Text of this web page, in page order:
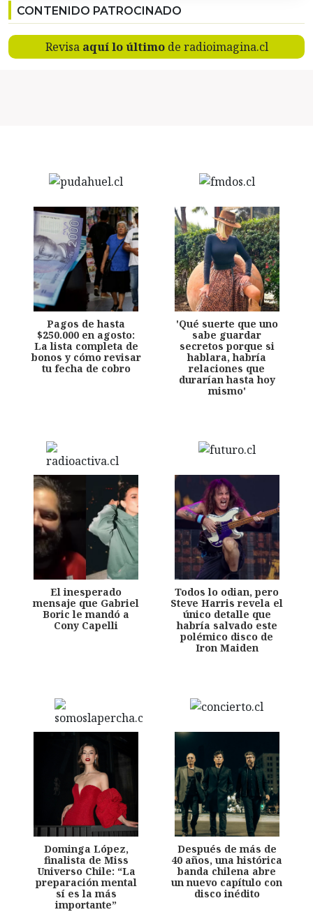
CONTENIDO PATROCINADO
Revisa aquí lo últimode radioimagina.cl
Pagos de hasta
$250.000 en agosto:
La lista completa de
bonos y cómo revisar
tu fecha de cobro
'Qué suerte que uno
sabe guardar
secretos porque si
hablara, habría
relaciones que
durarían hasta hoy
mismo'
El inesperado
mensaje que Gabriel
Boric le mandó a
Cony Capelli
Todos lo odian, pero
Steve Harris revela el
único detalle que
habría salvado este
polémico disco de
Iron Maiden
Dominga López,
finalista de Miss
Universo Chile: “La
preparación mental
sí es la más
importante”
Después de más de
40 años, una histórica
banda chilena abre
un nuevo capítulo con
disco inédito